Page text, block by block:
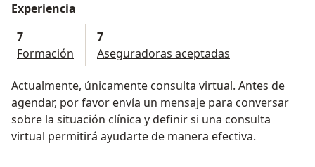
Experiencia
7
Formación
7
Aseguradoras aceptadas
Actualmente, únicamente consulta virtual. Antes de
agendar, por favor envía un mensaje para conversar
sobre la situación clínica y definir si una consulta
virtual permitirá ayudarte de manera efectiva.